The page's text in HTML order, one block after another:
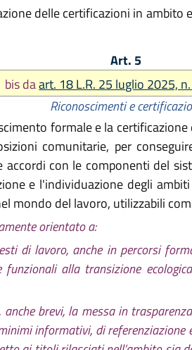
delle certificazioni in
Art. 5
bis daart. 18 L.R. 25 luglio 2025,
Riconoscimenti e
formale e la
comunitarie, per
con le componenti del
e l'individuazione degli
mondo del lavoro, utilizzabili
orientato a:
di lavoro, anche in percorsi
funzionali alla transizione
brevi, la messa in
informativi, di